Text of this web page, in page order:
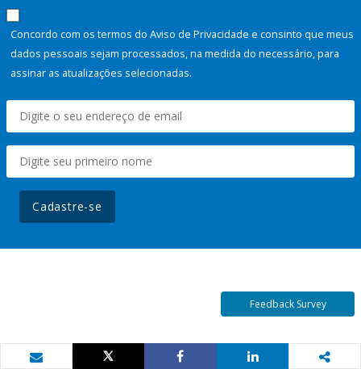
Concordo com os termos do Aviso de Privacidade e consinto que meus
dados pessoais sejam processados, na medida do necessário, para
assinar as atualizações selecionadas.
Cadastre-se
Feedback Survey